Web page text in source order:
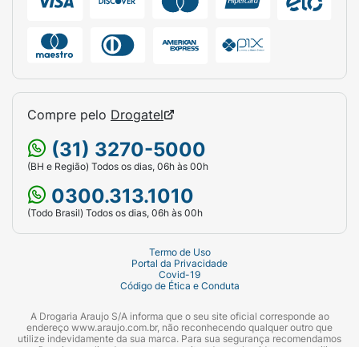
Compre pelo Drogatel
(31) 3270-5000
(BH e Região) Todos os dias, 06h às 00h
0300.313.1010
(Todo Brasil) Todos os dias, 06h às 00h
Termo de Uso
Portal da Privacidade
Covid-19
Código de Ética e Conduta
A Drogaria Araujo S/A informa que o seu site oficial corresponde ao
endereço www.araujo.com.br, não reconhecendo qualquer outro que
utilize indevidamente da sua marca. Para sua segurança recomendamos